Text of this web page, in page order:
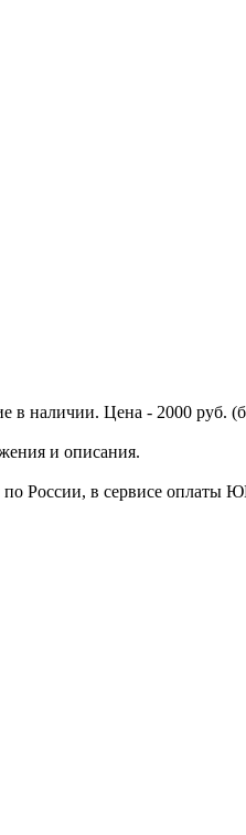
в наличии. Цена - 2000 руб.
и описания.
в сервисе оплаты